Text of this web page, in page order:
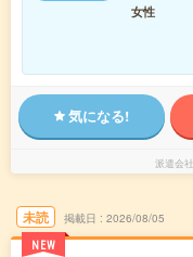
女性
気になる!
派遣会社
未読
NEW
掲載日 2026/08/05